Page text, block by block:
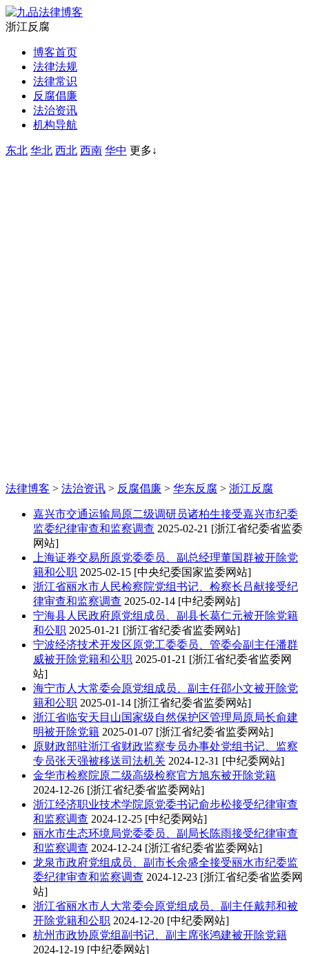
浙江反腐
博客首页
法律法规
法律常识
反腐倡廉
法治资讯
机构导航
东北 华北 西北 西南 华中 更多↓
法律博客 > 法治资讯 > 反腐倡廉 > 华东反腐 > 浙江反腐
嘉兴市交通运输局原二级调研员诸柏生接受嘉兴市纪委
监委纪律审查和监察调查 2025-02-21 [浙江省纪委省监委
网站]
上海证券交易所原党委委员、副总经理董国群被开除党
籍和公职 2025-02-15 [中央纪委国家监委网站]
浙江省丽水市人民检察院党组书记、检察长吕献接受纪
律审查和监察调查 2025-02-14 [中纪委网站]
宁海县人民政府原党组成员、副县长葛仁元被开除党籍
和公职 2025-01-21 [浙江省纪委省监委网站]
宁波经济技术开发区原党工委委员、管委会副主任潘群
威被开除党籍和公职 2025-01-21 [浙江省纪委省监委网
站]
海宁市人大常委会原党组成员、副主任邵小文被开除党
籍和公职 2025-01-14 [浙江省纪委省监委网站]
浙江省临安天目山国家级自然保护区管理局原局长俞建
明被开除党籍 2025-01-07 [浙江省纪委省监委网站]
原财政部驻浙江省财政监察专员办事处党组书记、监察
专员张天强被移送司法机关 2024-12-31 [中纪委网站]
金华市检察院原二级高级检察官方旭东被开除党籍
2024-12-26 [浙江省纪委省监委网站]
浙江经济职业技术学院原党委书记俞步松接受纪律审查
和监察调查 2024-12-25 [中纪委网站]
丽水市生态环境局党委委员、副局长陈雨接受纪律审查
和监察调查 2024-12-24 [浙江省纪委省监委网站]
龙泉市政府党组成员、副市长余盛全接受丽水市纪委监
委纪律审查和监察调查 2024-12-23 [浙江省纪委省监委网
站]
浙江省丽水市人大常委会原党组成员、副主任戴邦和被
开除党籍和公职 2024-12-20 [中纪委网站]
杭州市政协原党组副书记、副主席张鸿建被开除党籍
2024-12-19 [中纪委网站]